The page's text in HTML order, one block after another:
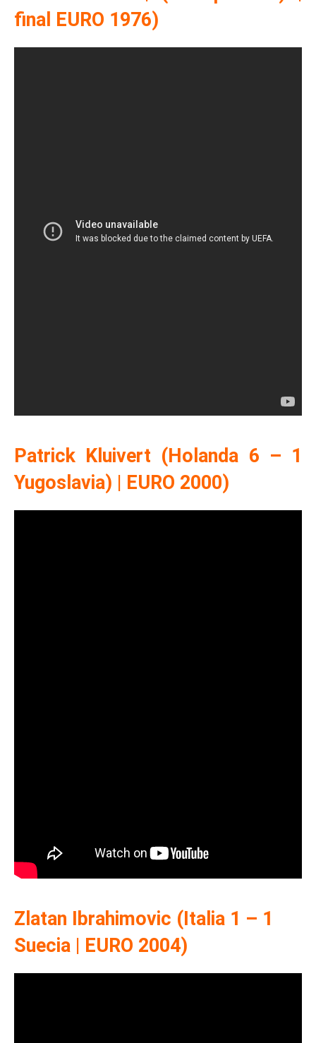
final EURO 1976)
Patrick Kluivert (Holanda 6 – 1
Yugoslavia) | EURO 2000)
Zlatan Ibrahimovic (Italia 1 – 1
Suecia | EURO 2004)